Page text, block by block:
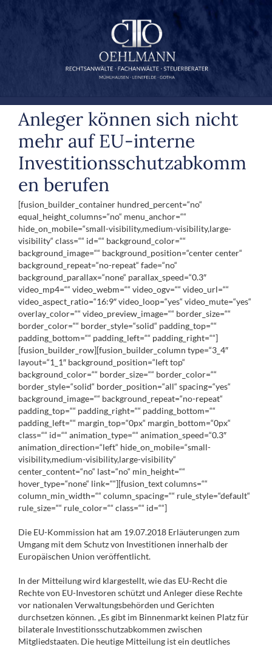
Anleger können sich nicht
mehr auf EU-interne
Investitionsschutzabkomm
en berufen
[fusion_builder_container hundred_percent=“no“
equal_height_columns=“no“ menu_anchor=““
hide_on_mobile=“small-visibility,medium-visibility,large-
visibility“ class=““ id=““ background_color=““
background_image=““ background_position=“center center“
background_repeat=“no-repeat“ fade=“no“
background_parallax=“none“ parallax_speed=“0.3″
video_mp4=““ video_webm=““ video_ogv=““ video_url=““
video_aspect_ratio=“16:9″ video_loop=“yes“ video_mute=“yes“
overlay_color=““ video_preview_image=““ border_size=““
border_color=““ border_style=“solid“ padding_top=““
padding_bottom=““ padding_left=““ padding_right=““]
[fusion_builder_row][fusion_builder_column type=“3_4″
layout=“1_1″ background_position=“left top“
background_color=““ border_size=““ border_color=““
border_style=“solid“ border_position=“all“ spacing=“yes“
background_image=““ background_repeat=“no-repeat“
padding_top=““ padding_right=““ padding_bottom=““
padding_left=““ margin_top=“0px“ margin_bottom=“0px“
class=““ id=““ animation_type=““ animation_speed=“0.3″
animation_direction=“left“ hide_on_mobile=“small-
visibility,medium-visibility,large-visibility“
center_content=“no“ last=“no“ min_height=““
hover_type=“none“ link=““][fusion_text columns=““
column_min_width=““ column_spacing=““ rule_style=“default“
rule_size=““ rule_color=““ class=““ id=““]
Die EU-Kommission hat am 19.07.2018 Erläuterungen zum
Umgang mit dem Schutz von Investitionen innerhalb der
Europäischen Union veröffentlicht.
In der Mitteilung wird klargestellt, wie das EU-Recht die
Rechte von EU-Investoren schützt und Anleger diese Rechte
vor nationalen Verwaltungsbehörden und Gerichten
durchsetzen können. „Es gibt im Binnenmarkt keinen Platz für
bilaterale Investitionsschutzabkommen zwischen
Mitgliedstaaten. Die heutige Mitteilung ist ein deutliches